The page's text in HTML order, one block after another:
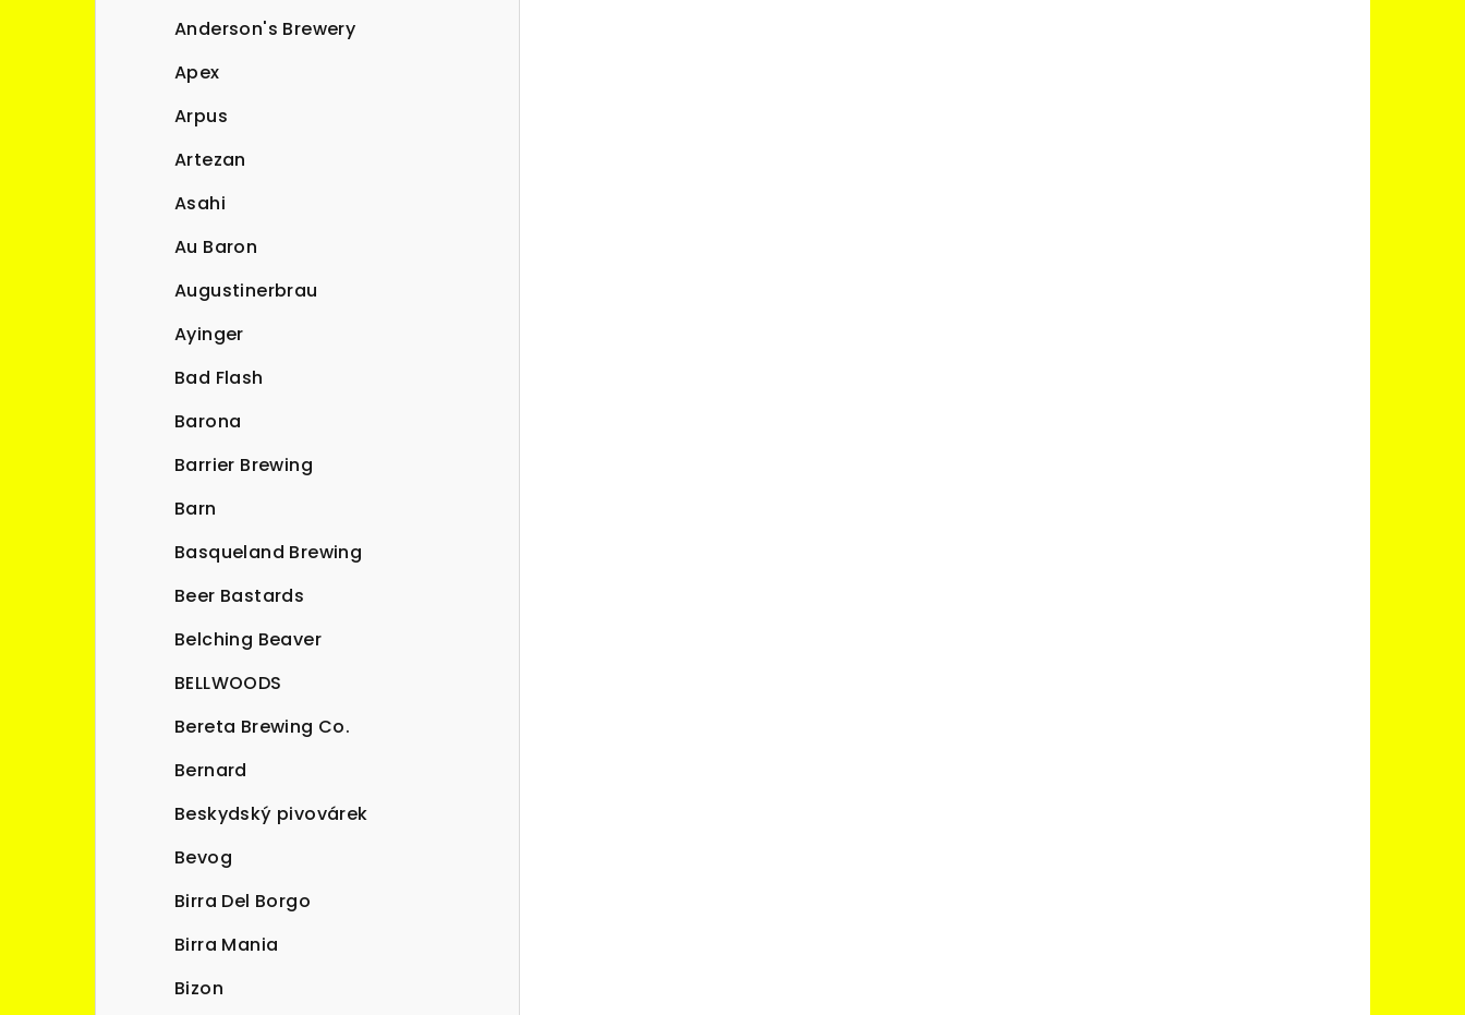
Anderson's Brewery
Apex
Arpus
Artezan
Asahi
Au Baron
Augustinerbrau
Ayinger
Bad Flash
Barona
Barrier Brewing
Barn
Basqueland Brewing
Beer Bastards
Belching Beaver
BELLWOODS
Bereta Brewing Co.
Bernard
Beskydský pivovárek
Bevog
Birra Del Borgo
Birra Mania
Bizon